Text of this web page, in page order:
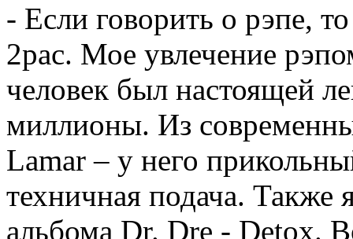
- Если говорить о рэпе,
2pac. Мое увлечение
человек был настоящей
миллионы. Из
Lamar – у него
техничная подача. Также
альбома Dr. Dre - Detox.